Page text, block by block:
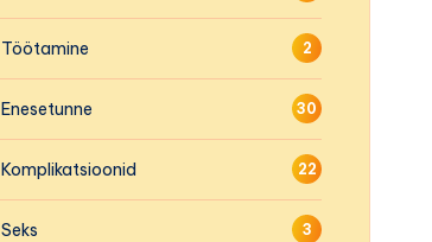
Töötamine 2
Enesetunne 30
Komplikatsioonid 22
Seks 3